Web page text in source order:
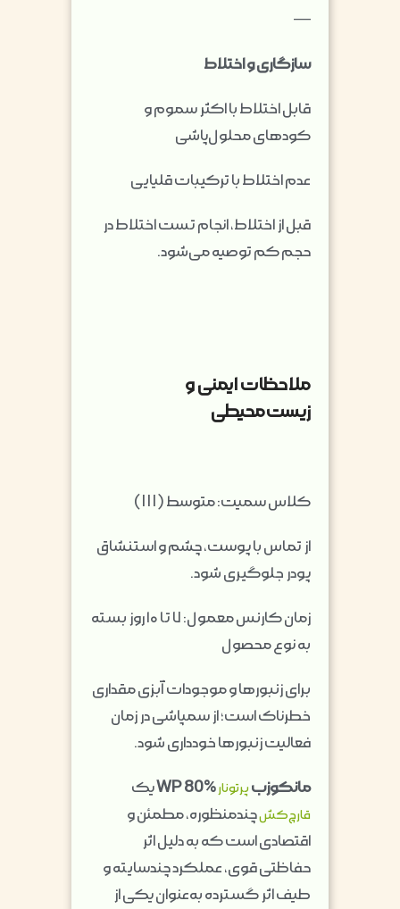
—
سازگاری و اختلاط
قابل اختلاط با اکثر سموم و
کودهای محلول‌پاشی
عدم اختلاط با ترکیبات قلیایی
قبل از اختلاط، انجام تست اختلاط در
حجم کم توصیه می‌شود.
ملاحظات ایمنی و
زیست‌محیطی
کلاس سمیت: متوسط (III)
از تماس با پوست، چشم و استنشاق
پودر جلوگیری شود.
زمان کارنس معمول: ۷ تا ۱۰ روز بسته
به نوع محصول
برای زنبورها و موجودات آبزی مقداری
خطرناک است؛ از سمپاشی در زمان
فعالیت زنبورها خودداری شود.
مانکوزب پرتونار یک
قارچ‌کشچندمنظوره، مطمئن و
اقتصادی است که به دلیل اثر
حفاظتی قوی، عملکرد چندسایته و
طیف اثر گسترده به‌عنوان یکی از